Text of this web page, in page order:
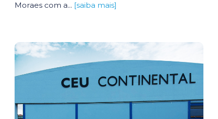
Moraes com a... [saiba mais]